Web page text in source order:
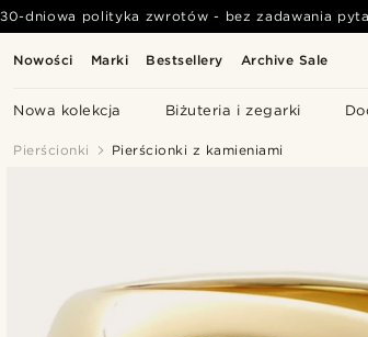
Nowości Marki Bestsellery Archive Sale
Nowa kolekcja Biżuteria i zegarki
30-dniowa polityka zwrotów - bez zadawania
Pierścionki Pierścionki z kamieniami